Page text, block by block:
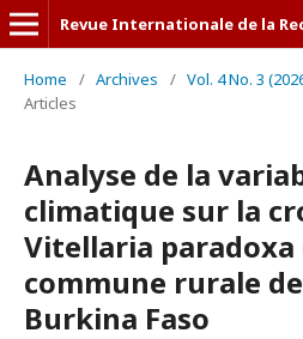
Home / Archives / Vol. 4 No. 3
Articles
Analyse de la
climatique sur la
Vitellaria paradoxa
commune rurale
Burkina Faso